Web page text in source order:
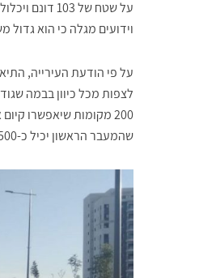
וידועים מגלה כי הוא גדול משמעותית מאמפי שוני,
על פי הודעת העירייה,
שהמעבר הראשון יכיל כ-500 מקומות.